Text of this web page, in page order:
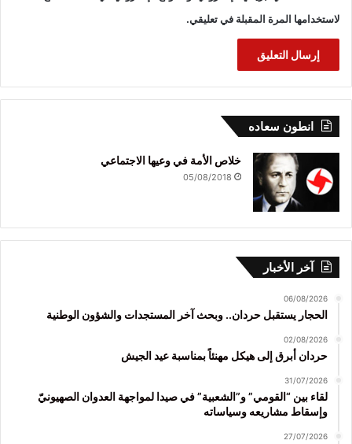
لاستخدامها المرة المقبلة في تعليقي.
انطون سعاده
خلاص الأمة في وعيها الاجتماعي
05/08/2018
آخر الأخبار
06/08/2026
الحجار يستقبل حردان.. وبحث آخر المستجدات والشؤون الوطنية
02/08/2026
حردان أبرق إلى هيكل مهنئاً بمناسبة عيد الجيش
31/07/2026
لقاء بين “القومي” و”الشعبية” في صيدا لمواجهة العدوان الصهيونيّ
وإسقاط مشاريعه وسياساته
27/07/2026